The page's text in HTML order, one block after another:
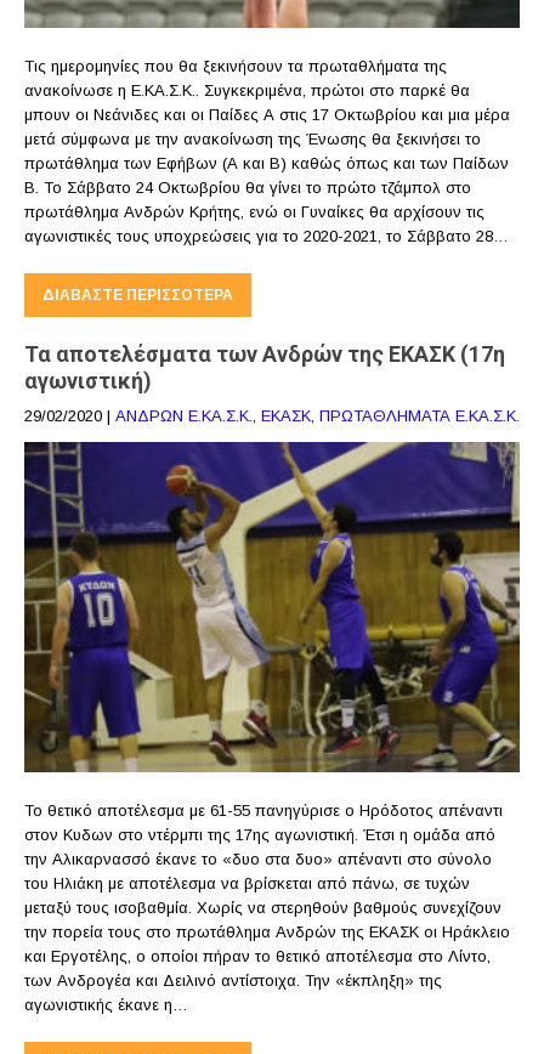
Τις ημερομηνίες που θα ξεκινήσουν τα πρωταθλήματα της
ανακοίνωσε η Ε.ΚΑ.Σ.Κ.. Συγκεκριμένα, πρώτοι στο παρκέ θα
μπουν οι Νεάνιδες και οι Παίδες Α στις 17 Οκτωβρίου και μια μέρα
μετά σύμφωνα με την ανακοίνωση της Ένωσης θα ξεκινήσει το
πρωτάθλημα των Εφήβων (Α και Β) καθώς όπως και των Παίδων
Β. Το Σάββατο 24 Οκτωβρίου θα γίνει το πρώτο τζάμπολ στο
πρωτάθλημα Ανδρών Κρήτης, ενώ οι Γυναίκες θα αρχίσουν τις
αγωνιστικές τους υποχρεώσεις για το 2020-2021, το Σάββατο 28…
ΔΙΑΒΆΣΤΕ ΠΕΡΙΣΣΌΤΕΡΑ
Τα αποτελέσματα των Ανδρών της ΕΚΑΣΚ (17η
αγωνιστική)
29/02/2020 | ΑΝΔΡΩΝ Ε.ΚΑ.Σ.Κ., ΕΚΑΣΚ, ΠΡΩΤΑΘΛΗΜΑΤΑ Ε.ΚΑ.Σ.Κ.
Το θετικό αποτέλεσμα με 61-55 πανηγύρισε ο Ηρόδοτος απέναντι
στον Κυδων στο ντέρμπι της 17ης αγωνιστική. Έτσι η ομάδα από
την Αλικαρνασσό έκανε το «δυο στα δυο» απέναντι στο σύνολο
του Ηλιάκη με αποτέλεσμα να βρίσκεται από πάνω, σε τυχών
μεταξύ τους ισοβαθμία. Χωρίς να στερηθούν βαθμούς συνεχίζουν
την πορεία τους στο πρωτάθλημα Ανδρών της ΕΚΑΣΚ οι Ηράκλειο
και Εργοτέλης, ο οποίοι πήραν το θετικό αποτέλεσμα στο Λίντο,
των Ανδρογέα και Δειλινό αντίστοιχα. Την «έκπληξη» της
αγωνιστικής έκανε η…